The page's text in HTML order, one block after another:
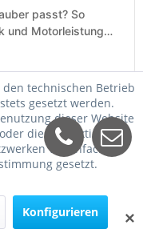
passt? So
und Motorleistung
✕
technischen Betrieb
gesetzt werden.
dieser Website
die Interaktion mit
vereinfachen
gesetzt.
Konfigurieren